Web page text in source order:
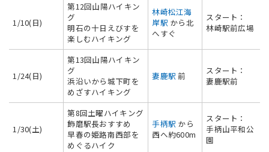
1/10(日)
第12回山陽ハイキン
グ
明石の十日えびすを
楽しむハイキング
林崎松江海
岸駅 から北
へすぐ
スタート：
林崎駅前広場
1/24(日)
第13回山陽ハイキン
グ
浜沿いから城下町を
めざすハイキング
妻鹿駅 前
スタート：
妻鹿駅前
1/30(土)
第8回土曜ハイキング
飾磨駅長おすすめ
早春の姫路南西部を
めぐるハイク
手柄駅 から
西へ約600m
スタート：
手柄山平和公
園